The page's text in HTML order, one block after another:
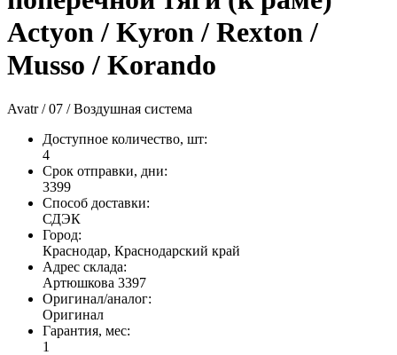
Actyon / Kyron / Rexton /
Musso / Korando
Avatr / 07 / Воздушная система
Доступное количество, шт:
4
Срок отправки, дни:
3399
Способ доставки:
СДЭК
Город:
Краснодар, Краснодарский край
Адрес склада:
Артюшкова 3397
Оригинал/аналог:
Оригинал
Гарантия, мес:
1